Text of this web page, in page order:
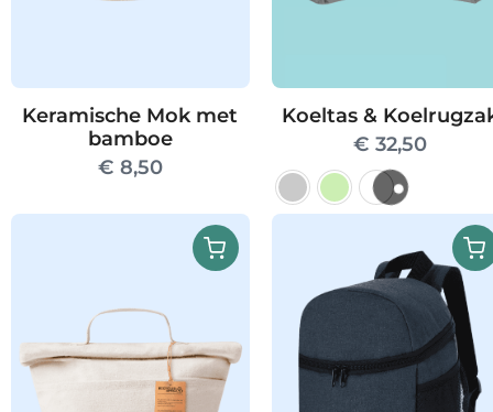
Keramische Mok met
bamboe
€ 8,50
Koeltas &
€ 32,50
product
heeft
meerdere
variaties.
Deze